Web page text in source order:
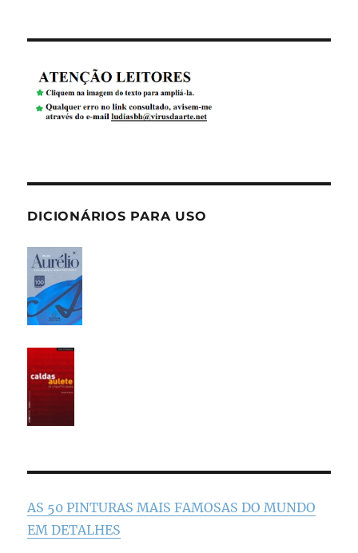
DICIONÁRIOS PARA USO
AS 50 PINTURAS MAIS FAMOSAS DO MUNDO
EM DETALHES